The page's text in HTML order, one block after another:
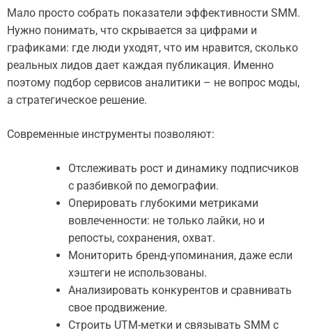
Мало просто собрать показатели эффективности SMM.
Нужно понимать, что скрывается за цифрами и
графиками: где люди уходят, что им нравится, сколько
реальных лидов дает каждая публикация. Именно
поэтому подбор сервисов аналитики – не вопрос моды,
а стратегическое решение.
Современные инструменты позволяют:
Отслеживать рост и динамику подписчиков
с разбивкой по демографии.
Оперировать глубокими метриками
вовлеченности: не только лайки, но и
репосты, сохранения, охват.
Мониторить бренд-упоминания, даже если
хэштеги не использованы.
Анализировать конкурентов и сравнивать
свое продвижение.
Строить UTM-метки и связывать SMM с